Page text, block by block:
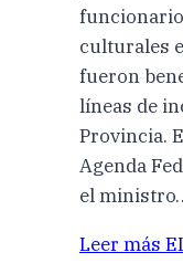
culturales
fueron
líneas de
Provincia.
Agenda
el
Leer más